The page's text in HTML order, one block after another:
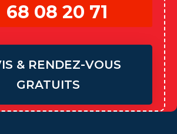
68 08 20 71
& RENDEZ-VOUS
GRATUITS